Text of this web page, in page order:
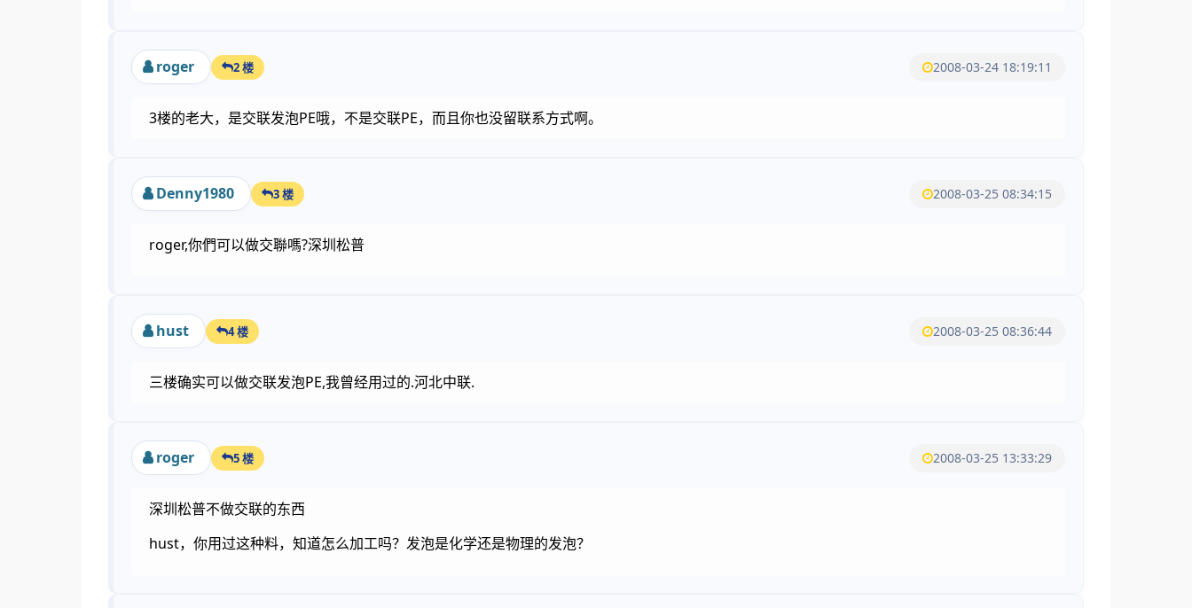
roger 2 楼 2008-03-24 18:19:11
3楼的老大，是交联发泡PE哦，不是交联PE，而且你也没留联系方式啊。
Denny1980 3 楼 2008-03-25 08:34:15
roger,你們可以做交聯嗎?深圳松普
hust 4 楼 2008-03-25 08:36:44
三楼确实可以做交联发泡PE,我曾经用过的.河北中联.
roger 5 楼 2008-03-25 13:33:29
深圳松普不做交联的东西
hust，你用过这种料，知道怎么加工吗？发泡是化学还是物理的发泡？